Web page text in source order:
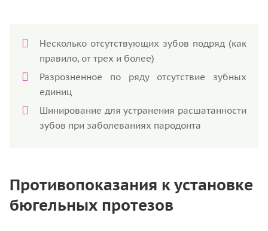
Несколько отсутствующих зубов подряд (как
правило, от трех и более)
Разрозненное по ряду отсутствие зубных
единиц
Шинирование для устранения расшатанности
зубов при заболеваниях пародонта
Противопоказания к установке
бюгельных протезов